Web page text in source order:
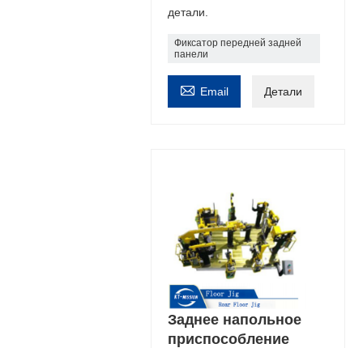
детали.
Фиксатор передней задней
панели
 Email Детали
Заднее напольное
приспособление